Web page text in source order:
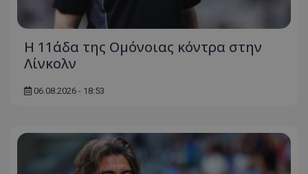
Η 11άδα της Ομόνοιας κόντρα στην
Λίνκολν
06.08.2026 - 18:53